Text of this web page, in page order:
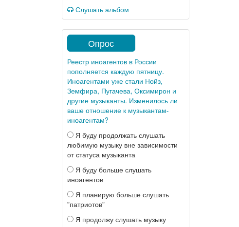
Слушать альбом
Опрос
Реестр иноагентов в России
пополняется каждую пятницу.
Иноагентами уже стали Нойз,
Земфира, Пугачева, Оксимирон и
другие музыканты. Изменилось ли
ваше отношение к музыкантам-
иноагентам?
Я буду продолжать слушать
любимую музыку вне зависимости
от статуса музыканта
Я буду больше слушать
иноагентов
Я планирую больше слушать
"патриотов"
Я продолжу слушать музыку